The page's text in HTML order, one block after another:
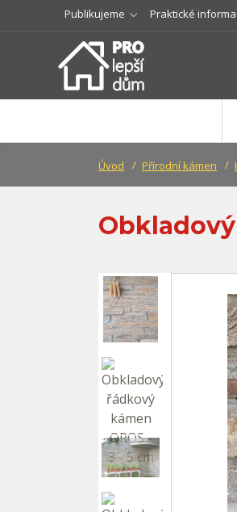
Publikujeme Praktické
Úvod Přírodní kámen